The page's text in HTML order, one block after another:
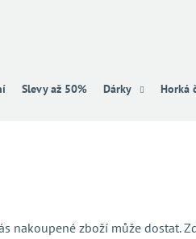
Slevy až 50% Dárky Horká
nakoupené zboží může dostat.
Co